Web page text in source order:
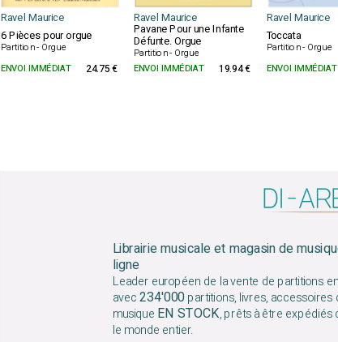
Ravel Maurice Ravel Maurice Ravel Maurice
6 Pièces pour orgue
Partition - Orgue
Pavane Pour une Infante
Défunte. Orgue
Partition - Orgue
Toccata
Partition - Orgue
ENVOI IMMÉDIAT
24.75 € ENVOI IMMÉDIAT 19.94 € ENVOI IMMÉDIAT
Librairie musicale et magasin de
ligne
Leader européen de la vente de partitions
avec234'000partitions, livres, accessoires
musique EN STOCK, prêts à être expédiés
le monde entier.